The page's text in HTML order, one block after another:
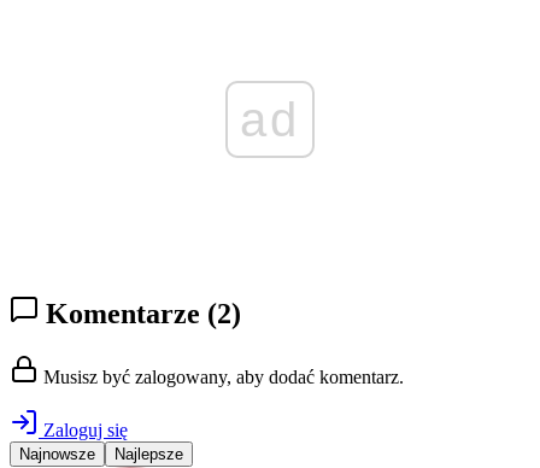
ad
Komentarze (2)
Musisz być zalogowany, aby dodać komentarz.
Zaloguj się
Najnowsze Najlepsze